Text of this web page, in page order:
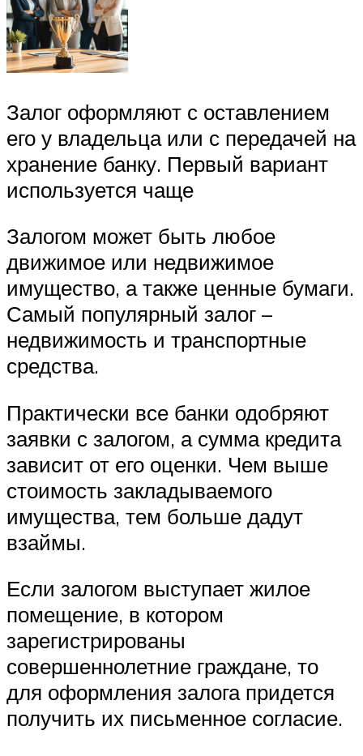
Залог оформляют с оставлением
его у владельца или с передачей на
хранение банку. Первый вариант
используется чаще
Залогом может быть любое
движимое или недвижимое
имущество, а также ценные бумаги.
Самый популярный залог –
недвижимость и транспортные
средства.
Практически все банки одобряют
заявки с залогом, а сумма кредита
зависит от его оценки. Чем выше
стоимость закладываемого
имущества, тем больше дадут
взаймы.
Если залогом выступает жилое
помещение, в котором
зарегистрированы
совершеннолетние граждане, то
для оформления залога придется
получить их письменное согласие.